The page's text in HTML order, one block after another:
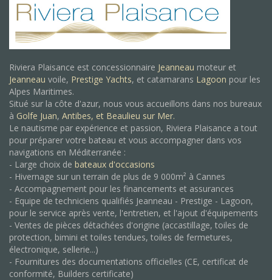
Riviera Plaisance est concessionnaire Jeanneau moteur et
Jeanneau voile, Prestige Yachts, et catamarans Lagoon pour les
Alpes Maritimes.
Situé sur la côte d'azur, nous vous accueillons dans nos bureaux
à Golfe Juan, Antibes, et Beaulieu sur Mer.
Le nautisme par expérience et passion, Riviera Plaisance a tout
pour préparer votre bateau et vous accompagner dans vos
navigations en Méditerranée :
- Large choix de bateaux d'occasions
- Hivernage sur un terrain de plus de 9 000m² à Cannes
- Accompagnement pour les financements et assurances
- Equipe de techniciens qualifiés Jeanneau - Prestige - Lagoon,
pour le service après vente, l'entretien, et l'ajout d'équipements
- Ventes de pièces détachées d'origine (accastillage, toiles de
protection, bimini et toiles tendues, toiles de fermetures,
électronique, sellerie...)
- Fournitures des documentations officielles (CE, certificat de
conformité, Builders certificate)